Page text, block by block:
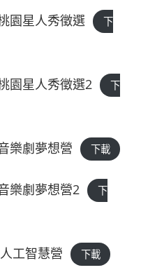
園星人秀徵選
下
園星人秀徵選2
下
樂劇夢想營 下載
樂劇夢想營2
下
工智慧營 下載